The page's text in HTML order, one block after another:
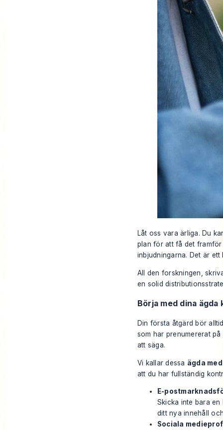
Låt oss vara ärliga. Du
plan för att få det framför
inbjudningarna. Det är ett
All den forskningen,
en solid
Börja med dina ägda
Din första åtgärd bör
som har prenumererat
att säga.
Vi kallar dessa ägda
att du har fullständig
E-
Skicka inte bara
ditt nya innehåll
Sociala